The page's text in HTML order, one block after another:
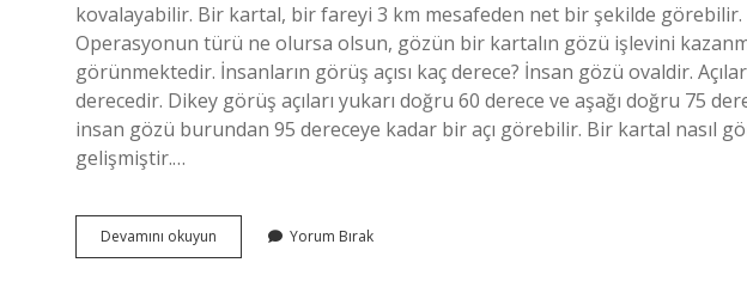
kovalayabilir. Bir kartal, bir fareyi 3 km mesafeden net bir şekilde görebilir.
Operasyonun türü ne olursa olsun, gözün bir kartalın gözü işlevini
görünmektedir. İnsanların görüş açısı kaç derece? İnsan gözü ovaldir.
derecedir. Dikey görüş açıları yukarı doğru 60 derece ve aşağı doğru 75
insan gözü burundan 95 dereceye kadar bir açı görebilir. Bir kartal nasıl
gelişmiştir.…
Devamını okuyun Kartalların
Görüş
Yorum Bırak